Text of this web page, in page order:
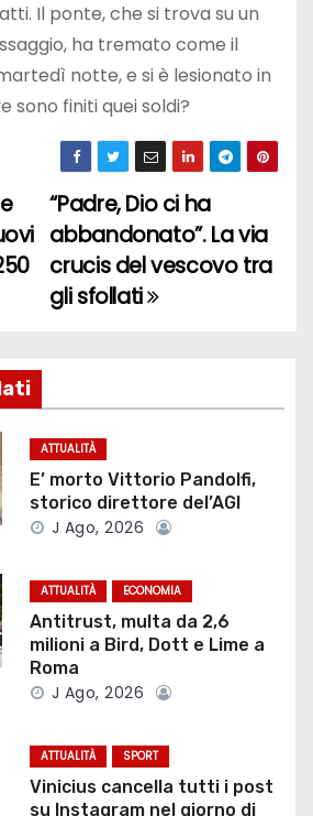
Il ponte, che si trova su un
ha tremato come il
notte, e si è lesionato in
sono finiti quei soldi?
“Padre, Dio ci ha
abbandonato”. La via
crucis del vescovo tra
gli sfollati
ATTUALITÀ
E’ morto Vittorio Pandolfi,
storico direttore del’AGI
J Ago, 2026
ATTUALITÀ ECONOMIA
Antitrust, multa da 2,6
milioni a Bird, Dott e Lime a
Roma
J Ago, 2026
ATTUALITÀ SPORT
Vinicius cancella tutti i post
su Instagram nel giorno di